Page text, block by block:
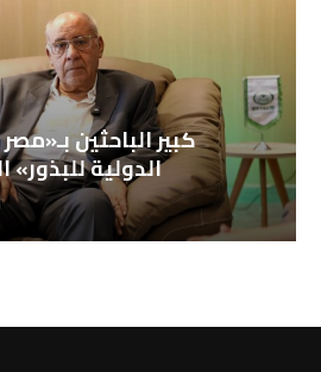
المهندس محمد سراج، مدير إدارة
المصانع بشركة مصر...
2026-06-21